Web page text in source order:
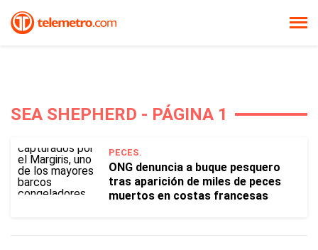
SEA SHEPHERD - PÁGINA 1
PECES.
ONG denuncia a buque pesquero
tras aparición de miles de peces
muertos en costas francesas